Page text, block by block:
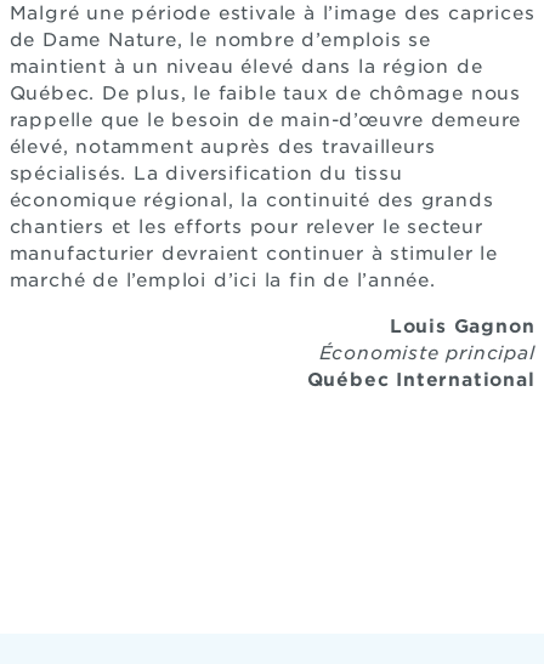
Malgré une période estivale à l’image des caprices
de Dame Nature, le nombre d’emplois se
maintient à un niveau élevé dans la région de
Québec. De plus, le faible taux de chômage nous
rappelle que le besoin de main-d’œuvre demeure
élevé, notamment auprès des travailleurs
spécialisés. La diversification du tissu
économique régional, la continuité des grands
chantiers et les efforts pour relever le secteur
manufacturier devraient continuer à stimuler le
marché de l’emploi d’ici la fin de l’année.
Louis Gagnon
Économiste principal
Québec International